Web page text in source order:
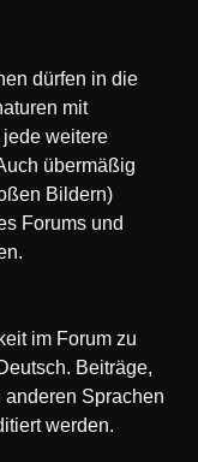
dürfen in die
mit
weitere
übermäßig
Bildern)
Forums und
im Forum zu
Beiträge,
Sprachen
werden.